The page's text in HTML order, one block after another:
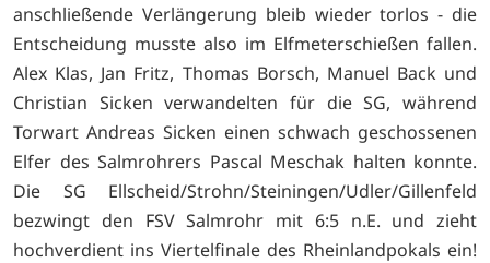
anschließende Verlängerung bleib wieder torlos - die
Entscheidung musste also im Elfmeterschießen fallen.
Alex Klas, Jan Fritz, Thomas Borsch, Manuel Back und
Christian Sicken verwandelten für die SG, während
Torwart Andreas Sicken einen schwach geschossenen
Elfer des Salmrohrers Pascal Meschak halten konnte.
Die SG Ellscheid/Strohn/Steiningen/Udler/Gillenfeld
bezwingt den FSV Salmrohr mit 6:5 n.E. und zieht
hochverdient ins Viertelfinale des Rheinlandpokals ein!